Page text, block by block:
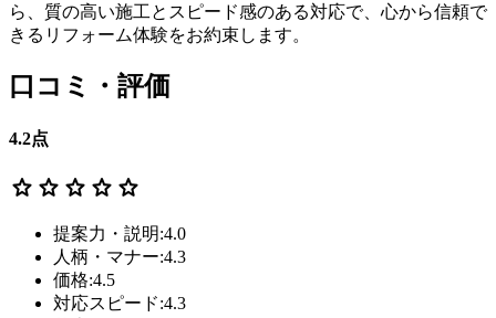
ら、質の高い施工とスピード感のある対応で、心から信頼で
きるリフォーム体験をお約束します。
口コミ・評価
4.2点
star star star star star
提案力・説明:4.0
人柄・マナー:4.3
価格:4.5
対応スピード:4.3